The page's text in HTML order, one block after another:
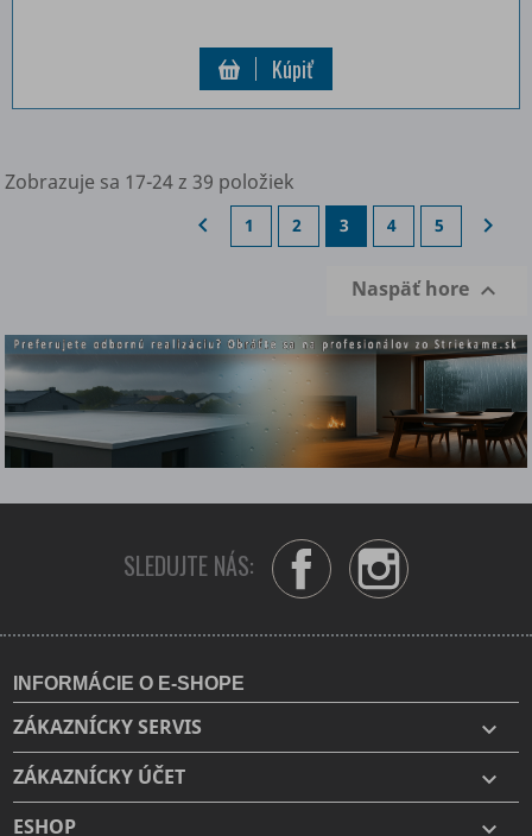
Kúpiť
Zobrazuje sa 17-24 z 39 položiek
 1 2 3 4 5 
Naspäť hore 
SLEDUJTE NÁS: FacebookInstagram
INFORMÁCIE O E-SHOPE
ZÁKAZNÍCKY SERVIS 
ZÁKAZNÍCKY ÚČET 
ESHOP